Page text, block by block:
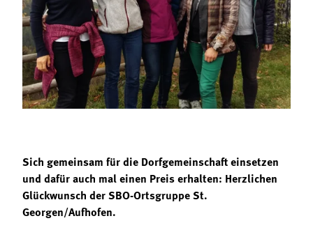
Mitgliedschaft
Landessekretariat
Bäuerliche Buffets
Hofgeschichten
Sich gemeinsam für die Dorfgemeinschaft einsetzen
und dafür auch mal einen Preis erhalten: Herzlichen
Glückwunsch der SBO-Ortsgruppe St.
Georgen/Aufhofen.